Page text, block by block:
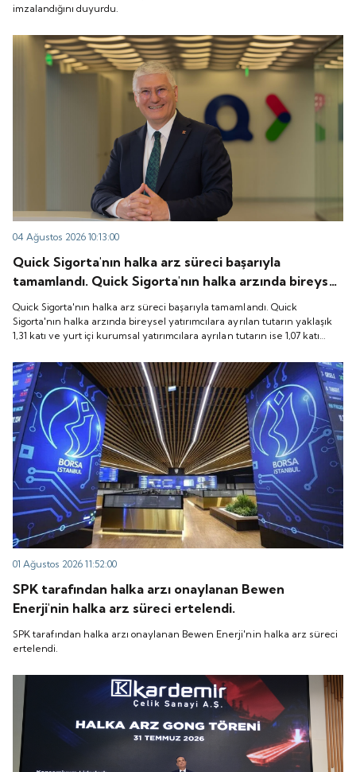
imzalandığını duyurdu.
04 Ağustos 2026 10:13:00
Quick Sigorta'nın halka arz süreci başarıyla
tamamlandı. Quick Sigorta'nın halka arzında bireysel
yatırımcılara ayrılan tutarın yaklaşık 1,31 katı ve yurt
içi kurumsal yatırımcılara ayrılan tutarın ise 1,07 katı
talep geldi. Quick Sigorta, 6 Ağustos 2026 tarihinde
görmeye başlayacak.
Quick Sigorta'nın halka arz süreci başarıyla tamamlandı. Quick
Sigorta'nın halka arzında bireysel yatırımcılara ayrılan tutarın yaklaşık
1,31 katı ve yurt içi kurumsal yatırımcılara ayrılan tutarın ise 1,07 katı
koduyla Borsa İstanbul'da işlem görmeye başlayacak.
01 Ağustos 2026 11:52:00
SPK tarafından halka arzı onaylanan Bewen
Enerji'nin halka arz süreci ertelendi.
SPK tarafından halka arzı onaylanan Bewen Enerji'nin halka arz süreci
ertelendi.